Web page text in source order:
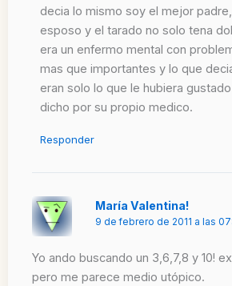
decia lo mismo soy el mejor
esposo y el tarado no solo tena
era un enfermo mental con
mas que importantes y lo que
eran solo lo que le hubiera
dicho por su propio medico.
Responder
María Valentina!
9 de febrero de 2011 a las
Yo ando buscando un 3,6,7,8 y 10!
pero me parece medio utópico.